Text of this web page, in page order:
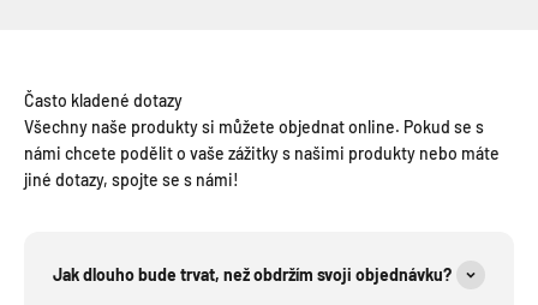
Často kladené dotazy
Všechny naše produkty si můžete objednat online. Pokud se s
námi chcete podělit o vaše zážitky s našimi produkty nebo máte
jiné dotazy, spojte se s námi!
Jak dlouho bude trvat, než obdržím svoji objednávku?